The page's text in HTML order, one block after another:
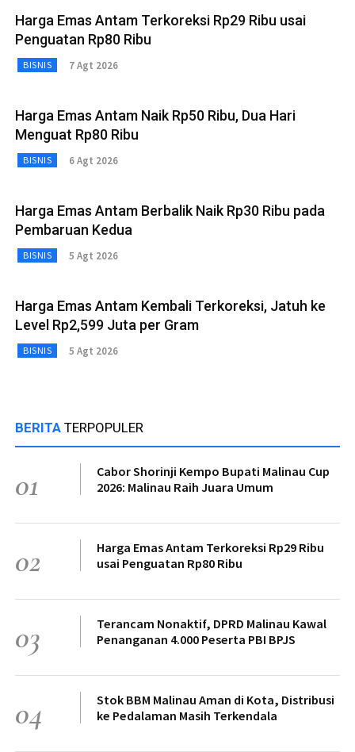
Harga Emas Antam Terkoreksi Rp29 Ribu usai
Penguatan Rp80 Ribu
BISNIS 7 Agt 2026
Harga Emas Antam Naik Rp50 Ribu, Dua Hari
Menguat Rp80 Ribu
BISNIS 6 Agt 2026
Harga Emas Antam Berbalik Naik Rp30 Ribu pada
Pembaruan Kedua
BISNIS 5 Agt 2026
Harga Emas Antam Kembali Terkoreksi, Jatuh ke
Level Rp2,599 Juta per Gram
BISNIS 5 Agt 2026
BERITA TERPOPULER
01
Cabor Shorinji Kempo Bupati Malinau Cup
2026: Malinau Raih Juara Umum
02
Harga Emas Antam Terkoreksi Rp29 Ribu
usai Penguatan Rp80 Ribu
03
Terancam Nonaktif, DPRD Malinau Kawal
Penanganan 4.000 Peserta PBI BPJS
04
Stok BBM Malinau Aman di Kota, Distribusi
ke Pedalaman Masih Terkendala